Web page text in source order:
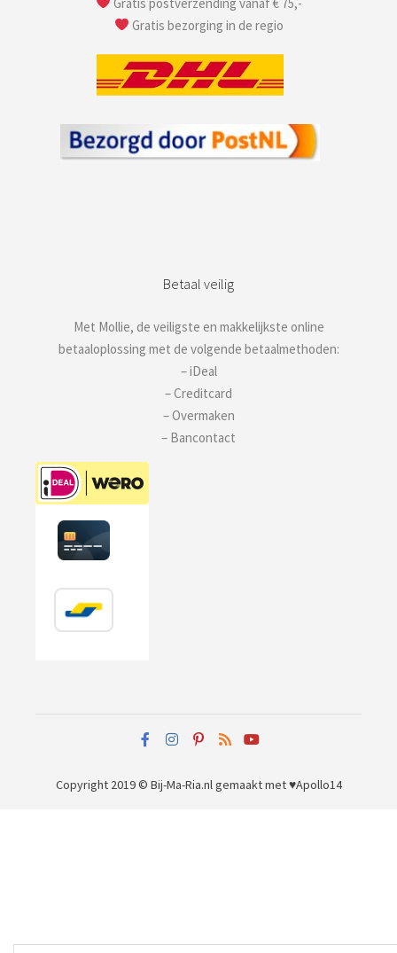
Gratis bezorging in de regio
Betaal veilig
Met Mollie, de veiligste en makkelijkste online
betaaloplossing met de volgende betaalmethoden:
– iDeal
– Creditcard
– Overmaken
– Bancontact
Copyright 2019 © Bij-Ma-Ria.nlgemaakt met ♥Apollo14